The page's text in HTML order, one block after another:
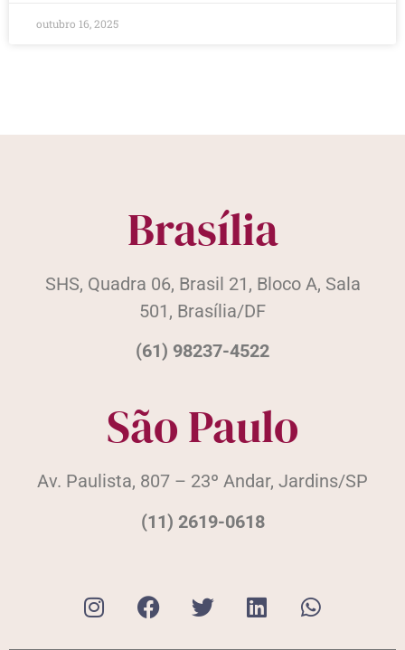
outubro 16, 2025
Brasília
SHS, Quadra 06, Brasil 21, Bloco A, Sala
501, Brasília/DF
(61) 98237-4522
São Paulo
Av. Paulista, 807 – 23º Andar, Jardins/SP
(11) 2619-0618